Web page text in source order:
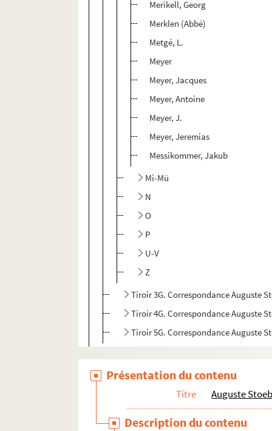
Merikell, Georg
Merklen (Abbé)
Metgé, L.
Meyer
Meyer, Jacques
Meyer, Antoine
Meyer, J.
Meyer, Jeremias
Messikommer, Jakub
Mi-Mü
N
O
P
U-V
Z
Tiroir 3G. Correspondance Auguste
Tiroir 4G. Correspondance Auguste
Tiroir 5G. Correspondance Auguste
Adolphe Stoeber
Descendants Stoeber
Présentation du contenu
Titre Auguste
Description du contenu